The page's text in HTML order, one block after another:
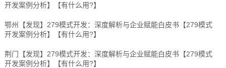
开发案例分析】【有什么用?】
鄂州【发现】279模式开发：深度解析与企业赋能白皮书【279模式
开发案例分析】【有什么用?】
荆门【发现】279模式开发：深度解析与企业赋能白皮书【279模式
开发案例分析】【有什么用?】